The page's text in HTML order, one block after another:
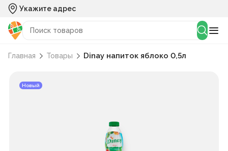
Укажите адрес
Главная Товары Dinay напиток яблоко 0,5л
Новый